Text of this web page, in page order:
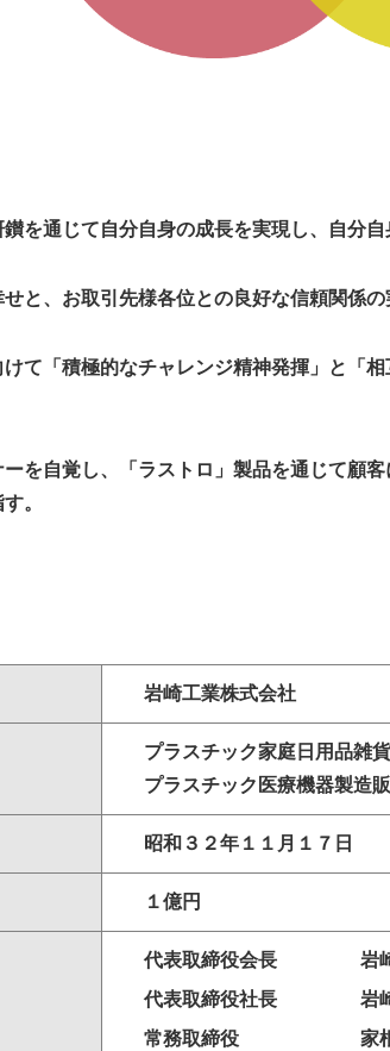
を通じて自分自身の成長を実現し、自分自
と、お取引先様各位との良好な信頼関係の
けて「積極的なチャレンジ精神発揮」と「
を自覚し、「ラストロ」製品を通じて顧
。
岩崎工業株式会社
プラスチック家庭日用品雑
プラスチック医療機器製造
昭和３２年１１月１７日
１億円
代表取締役会長
岩
代表取締役社長
岩
常務取締役
家